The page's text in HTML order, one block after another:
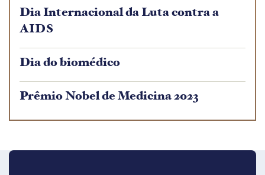
Dia Internacional da Luta contra a
AIDS
Dia do biomédico
Prêmio Nobel de Medicina 2023